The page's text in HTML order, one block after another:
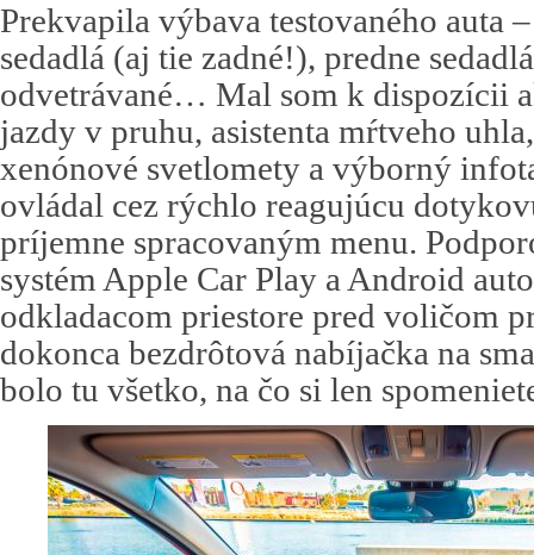
Prekvapila výbava testovaného auta
sedadlá (aj tie zadné!), predne
odvetrávané… Mal som k dispozícii
jazdy v pruhu, asistenta mŕtveho
xenónové svetlomety a výborný
ovládal cez rýchlo reagujúcu
príjemne spracovaným menu.
systém Apple Car Play a Android
odkladacom priestore pred voličom
dokonca bezdrôtová nabíjačka na
bolo tu všetko, na čo si len